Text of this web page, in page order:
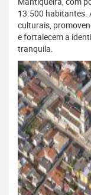
13.500 habitantes.
culturais,
e fortalecem a
tranquila.